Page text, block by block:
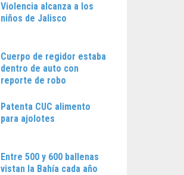
Violencia alcanza a los
niños de Jalisco
Cuerpo de regidor estaba
dentro de auto con
reporte de robo
Patenta CUC alimento
para ajolotes
Entre 500 y 600 ballenas
vistan la Bahía cada año